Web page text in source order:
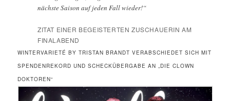
nächste Saison auf jeden Fall wieder!“
ZITAT EINER BEGEISTERTEN ZUSCHAUERIN AM
FINALABEND
WINTERVARIETÉ BY TRISTAN BRANDT VERABSCHIEDET SICH MIT
SPENDENREKORD UND SCHECKÜBERGABE AN „DIE CLOWN
DOKTOREN“